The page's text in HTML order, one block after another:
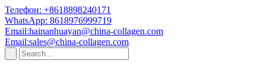
Телефон: +8618898240171
WhatsApp: 8618976999719
Email:hainanhuayan@china-collagen.com
Email:sales@china-collagen.com